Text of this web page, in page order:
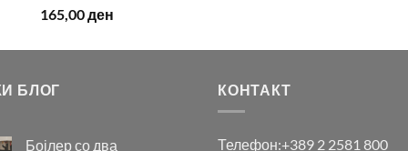
165,00 ден
БЛОГ
Бојлер со два
КОНТАКТ
Телефон:+389 2 2581 800